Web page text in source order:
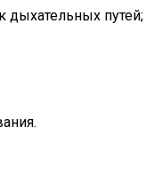
дыхательных путей;